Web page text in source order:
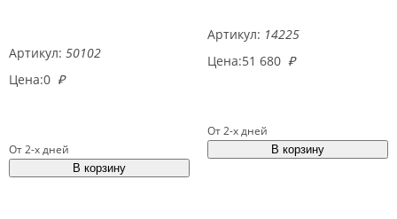
Артикул: 50102
Цена:0 ₽
От 2-х дней
Артикул: 14225
Цена:51 680 ₽
От 2-х дней